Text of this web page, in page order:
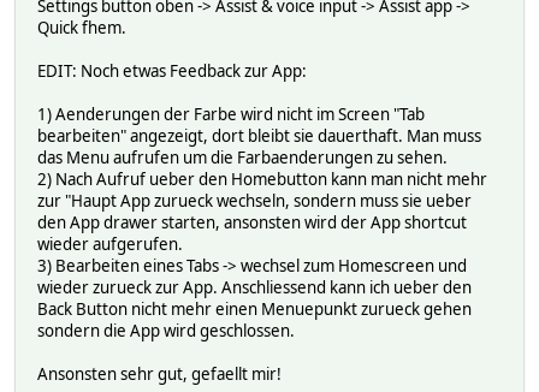
Settings button oben -> Assist & voice input -> Assist app ->
Quick fhem.
EDIT: Noch etwas Feedback zur App:
1) Aenderungen der Farbe wird nicht im Screen "Tab
bearbeiten" angezeigt, dort bleibt sie dauerthaft. Man muss
das Menu aufrufen um die Farbaenderungen zu sehen.
2) Nach Aufruf ueber den Homebutton kann man nicht mehr
zur "Haupt App zurueck wechseln, sondern muss sie ueber
den App drawer starten, ansonsten wird der App shortcut
wieder aufgerufen.
3) Bearbeiten eines Tabs -> wechsel zum Homescreen und
wieder zurueck zur App. Anschliessend kann ich ueber den
Back Button nicht mehr einen Menuepunkt zurueck gehen
sondern die App wird geschlossen.
Ansonsten sehr gut, gefaellt mir!